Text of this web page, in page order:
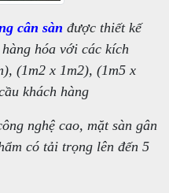
cân sàn được thiết kế
hóa với các kích
(1m2 x 1m2), (1m5 x
khách hàng
nghệ cao, mặt sàn gân
có tải trọng lên đến 5